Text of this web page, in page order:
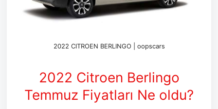
2022 CITROEN BERLINGO | oopscars
2022 Citroen Berlingo
Temmuz Fiyatları Ne oldu?